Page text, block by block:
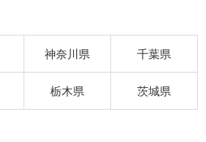
神奈川県 千葉県
栃木県 茨城県